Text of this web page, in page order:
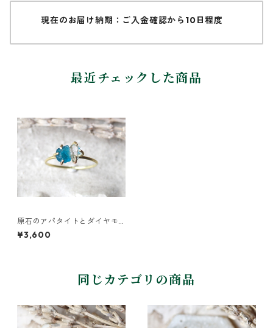
現在のお届け納期：ご入金確認から10日程度
最近チェックした商品
原石のアパタイトとダイヤモ
ンドクォーツのリング
¥3,600
同じカテゴリの商品